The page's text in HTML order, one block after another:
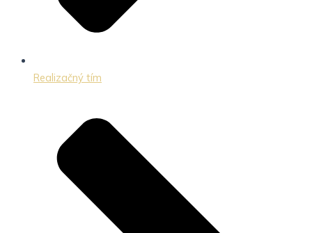
Realizačný tím